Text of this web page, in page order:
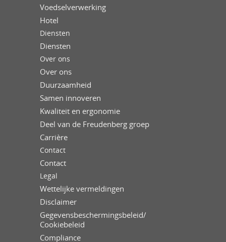
Voedselverwerking
Hotel
Diensten
Diensten
Over ons
Over ons
Duurzaamheid
Samen innoveren
Kwaliteit en ergonomie
Deel van de Freudenberg groep
Carrière
Contact
Contact
Legal
Wettelijke vermeldingen
Disclaimer
Gegevensbeschermingsbeleid/
Cookiebeleid
Compliance